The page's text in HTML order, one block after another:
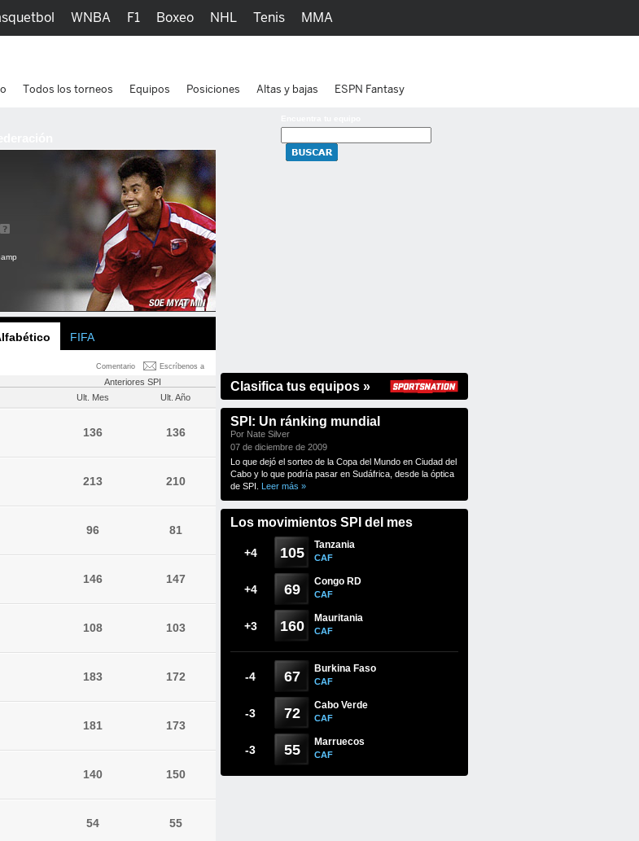
FIFA
Comentario Escríbenos a
Anteriores SPI
Ult. Mes Ult. Año
136 136
213 210
96 81
146 147
108 103
183 172
181 173
140 150
54 55
Clasifica tus equipos »
SPI: Un ránking mundial
Por Nate Silver
07 de diciembre de 2009
Lo que dejó el sorteo de la Copa del Mundo en Ciudad del
Cabo y lo que podría pasar en Sudáfrica, desde la óptica
de SPI. Leer más »
Los movimientos SPI del mes
+4 105 Tanzania
CAF
+4 69 Congo RD
CAF
+3 160 Mauritania
CAF
-4 67 Burkina Faso
CAF
-3 72 Cabo Verde
CAF
-3 55 Marruecos
CAF
WNBA F1 Boxeo NHL Tenis MMA
Todos los torneos Equipos Posiciones Altas y bajas ESPN Fantasy